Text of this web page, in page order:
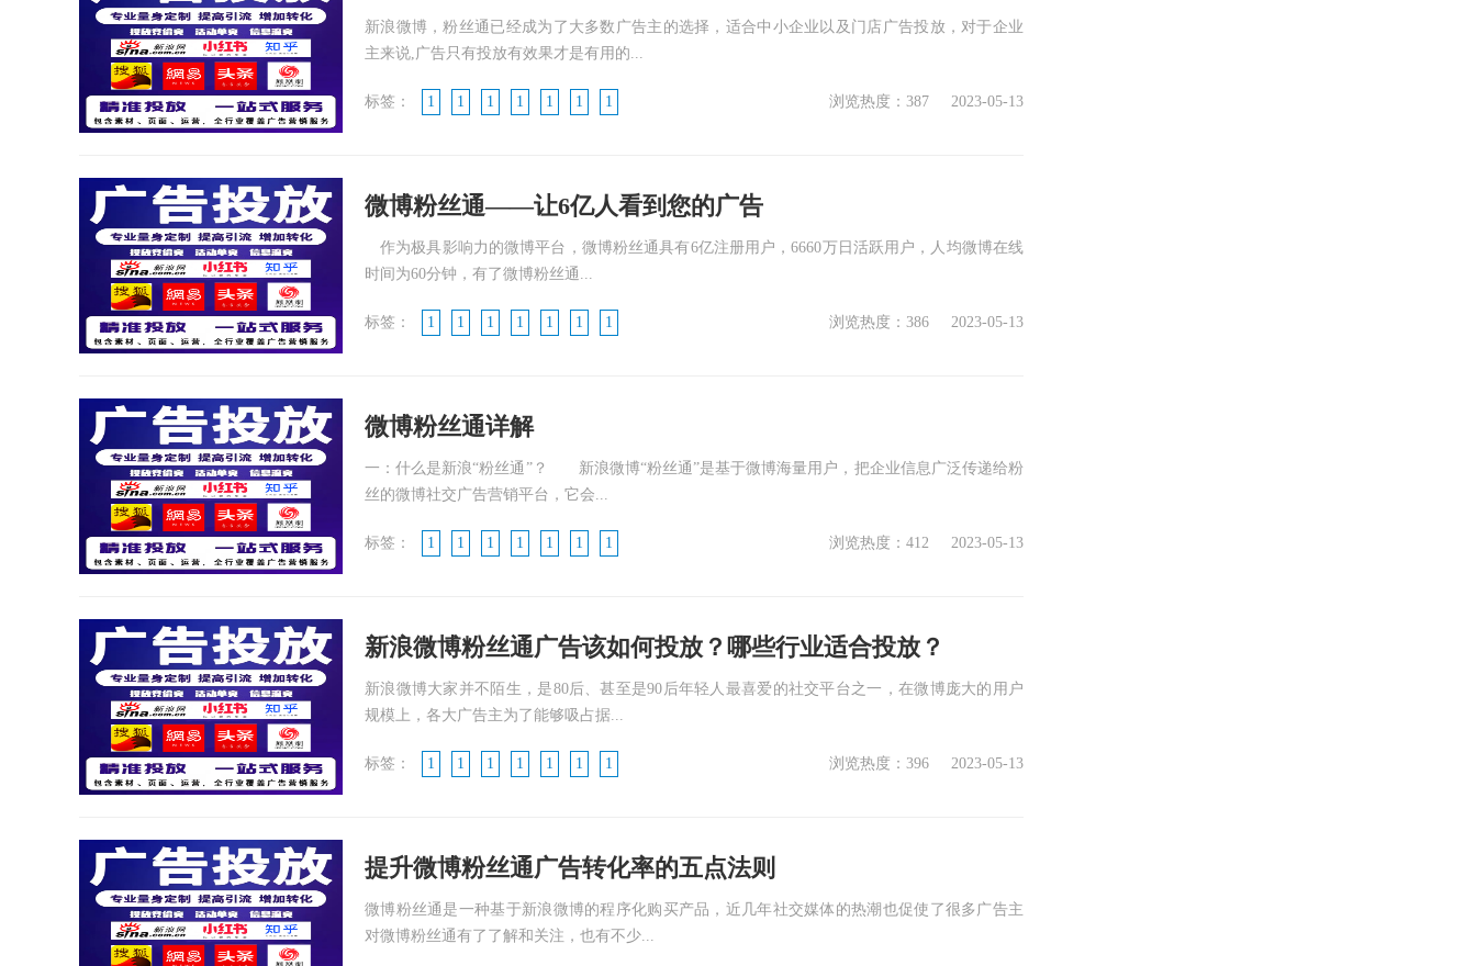
新浪微博，粉丝通已经成为了大多数广告主的选择，适合中小企业以及门店广告投放，对于企业
主来说,广告只有投放有效果才是有用的...
2023-05-13
浏览热度：387
标签： 1 1 1 1 1 1 1
微博粉丝通——让6亿人看到您的广告
作为极具影响力的微博平台，微博粉丝通具有6亿注册用户，6660万日活跃用户，人均微博在线
时间为60分钟，有了微博粉丝通...
2023-05-13
浏览热度：386
标签： 1 1 1 1 1 1 1
微博粉丝通详解
一：什么是新浪“粉丝通”？ 新浪微博“粉丝通”是基于微博海量用户，把企业信息广泛传递给粉
丝的微博社交广告营销平台，它会...
2023-05-13
浏览热度：412
标签： 1 1 1 1 1 1 1
新浪微博粉丝通广告该如何投放？哪些行业适合投放？
新浪微博大家并不陌生，是80后、甚至是90后年轻人最喜爱的社交平台之一，在微博庞大的用户
规模上，各大广告主为了能够吸占据...
2023-05-13
浏览热度：396
标签： 1 1 1 1 1 1 1
提升微博粉丝通广告转化率的五点法则
微博粉丝通是一种基于新浪微博的程序化购买产品，近几年社交媒体的热潮也促使了很多广告主
对微博粉丝通有了了解和关注，也有不少...